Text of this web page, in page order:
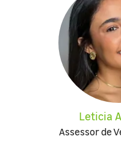
Leticia
Assessor de